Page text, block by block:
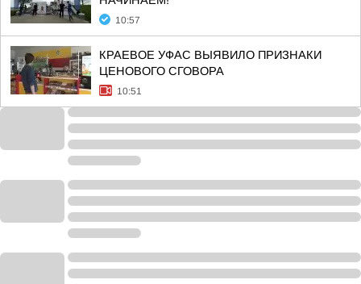
10:57
КРАЕВОЕ УФАС ВЫЯВИЛО ПРИЗНАКИ
ЦЕНОВОГО СГОВОРА
10:51